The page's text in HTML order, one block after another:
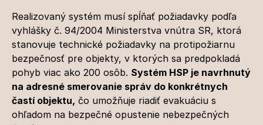
Realizovaný systém musí spĺňať požiadavky podľa
vyhlášky č. 94/2004 Ministerstva vnútra SR, ktorá
stanovuje technické požiadavky na protipožiarnu
bezpečnosť pre objekty, v ktorých sa predpokladá
pohyb viac ako 200 osôb. Systém HSP je navrhnutý
na adresné smerovanie správ do konkrétnych
častí objektu, čo umožňuje riadiť evakuáciu s
ohľadom na bezpečné opustenie nebezpečných